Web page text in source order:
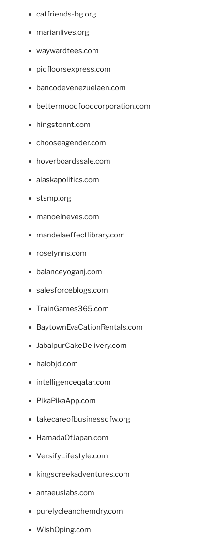
catfriends-bg.org
marianlives.org
waywardtees.com
pidfloorsexpress.com
bancodevenezuelaen.com
bettermoodfoodcorporation.com
hingstonnt.com
chooseagender.com
hoverboardssale.com
alaskapolitics.com
stsmp.org
manoelneves.com
mandelaeffectlibrary.com
roselynns.com
balanceyoganj.com
salesforceblogs.com
TrainGames365.com
BaytownEvaCationRentals.com
JabalpurCakeDelivery.com
halobjd.com
intelligenceqatar.com
PikaPikaApp.com
takecareofbusinessdfw.org
HamadaOfJapan.com
VersifyLifestyle.com
kingscreekadventures.com
antaeuslabs.com
purelycleanchemdry.com
WishOping.com